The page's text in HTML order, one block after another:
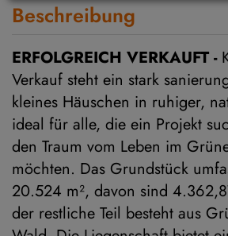
Beschreibung
ERFOLGREICH VERKAUFT -
Verkauf steht ein stark
kleines Häuschen in ruhiger,
ideal für alle, die ein Projekt
den Traum vom Leben im
möchten. Das Grundstück
20.524 m², davon sind
der restliche Teil besteht aus